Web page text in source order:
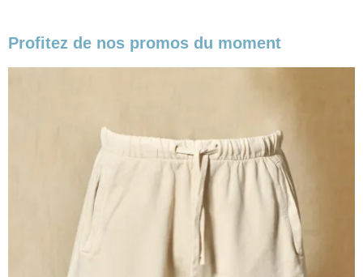
Profitez de nos promos du moment